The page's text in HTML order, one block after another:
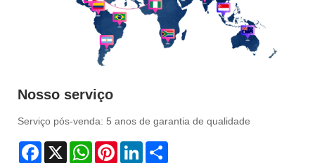
Nosso serviço
Serviço pós-venda: 5 anos de garantia de qualidade
Facebook
X WhatsAppPinterestLinkedIn